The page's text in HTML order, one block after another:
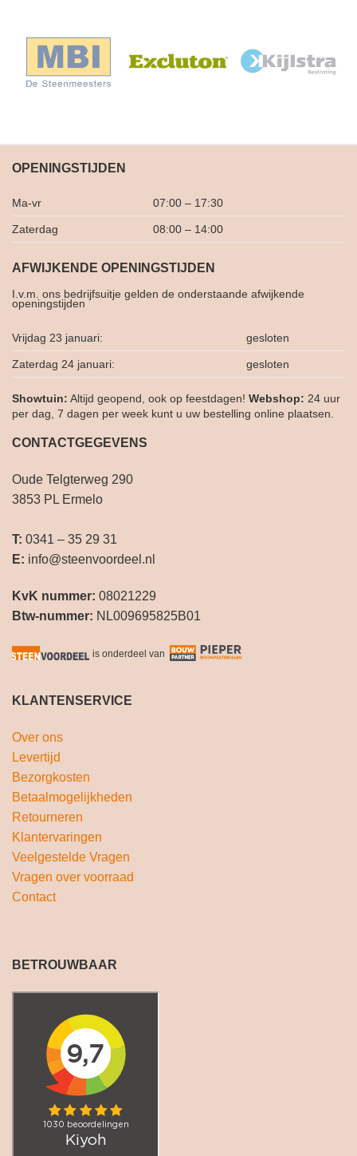
OPENINGSTIJDEN
Ma-vr 07:00 – 17:30
Zaterdag 08:00 – 14:00
AFWIJKENDE OPENINGSTIJDEN
I.v.m. ons bedrijfsuitje gelden de onderstaande afwijkende
openingstijden
Vrijdag 23 januari: gesloten
Zaterdag 24 januari: gesloten
Showtuin: Altijd geopend, ook op feestdagen! Webshop: 24 uur
per dag, 7 dagen per week kunt u uw bestelling online plaatsen.
CONTACTGEGEVENS
Oude Telgterweg 290
3853 PL Ermelo
T: 0341 – 35 29 31
E: info@steenvoordeel.nl
KvK nummer: 08021229
Btw-nummer: NL009695825B01
is onderdeel van
KLANTENSERVICE
Over ons
Levertijd
Bezorgkosten
Betaalmogelijkheden
Retourneren
Klantervaringen
Veelgestelde Vragen
Vragen over voorraad
Contact
BETROUWBAAR